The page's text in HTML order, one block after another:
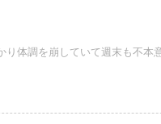
体調を崩していて週末も不本